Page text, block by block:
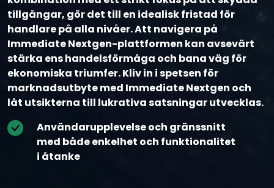
tillgångar, gör det till en idealisk fristad för
handlare på alla nivåer. Att navigera på
Immediate Nextgen-plattformen kan avsevärt
stärka ens handelsförmåga och bana väg för
ekonomiska triumfer. Kliv in i spetsen för
marknadsutbyte med Immediate Nextgen och
låt utsikterna till lukrativa satsningar utvecklas.
Användarupplevelse och gränssnitt
med både enkelhet och funktionalitet
i åtanke